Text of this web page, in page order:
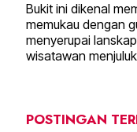
Bukit ini dikenal
memukau dengan
menyerupai
wisatawan
POSTINGAN